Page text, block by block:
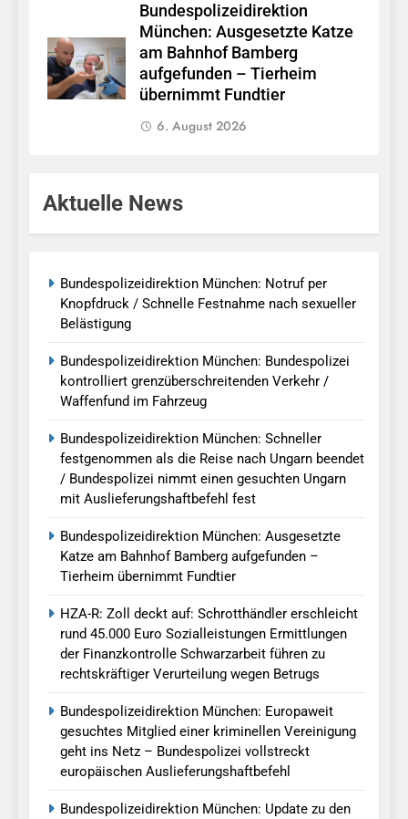
Bundespolizeidirektion
München: Ausgesetzte Katze
am Bahnhof Bamberg
aufgefunden – Tierheim
übernimmt Fundtier
6. August 2026
Aktuelle News
Bundespolizeidirektion München: Notruf per
Knopfdruck / Schnelle Festnahme nach sexueller
Belästigung
Bundespolizeidirektion München: Bundespolizei
kontrolliert grenzüberschreitenden Verkehr /
Waffenfund im Fahrzeug
Bundespolizeidirektion München: Schneller
festgenommen als die Reise nach Ungarn beendet
/ Bundespolizei nimmt einen gesuchten Ungarn
mit Auslieferungshaftbefehl fest
Bundespolizeidirektion München: Ausgesetzte
Katze am Bahnhof Bamberg aufgefunden –
Tierheim übernimmt Fundtier
HZA-R: Zoll deckt auf: Schrotthändler erschleicht
rund 45.000 Euro Sozialleistungen Ermittlungen
der Finanzkontrolle Schwarzarbeit führen zu
rechtskräftiger Verurteilung wegen Betrugs
Bundespolizeidirektion München: Europaweit
gesuchtes Mitglied einer kriminellen Vereinigung
geht ins Netz – Bundespolizei vollstreckt
europäischen Auslieferungshaftbefehl
Bundespolizeidirektion München: Update zu den